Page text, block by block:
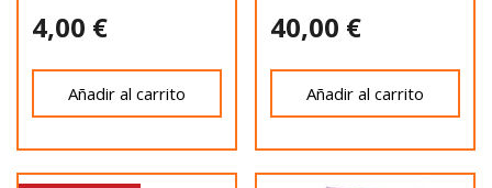
4,00 €
Añadir al carrito
40,00 €
Añadir al carrito